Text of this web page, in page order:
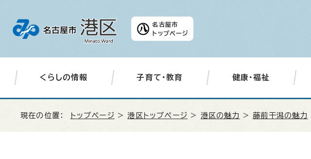
名古屋市
トップページ
くらしの情報 子育て・教育 健康・福祉
現在の位置： トップページ >港区トップページ > 港区の魅力 > 藤前干潟の魅力